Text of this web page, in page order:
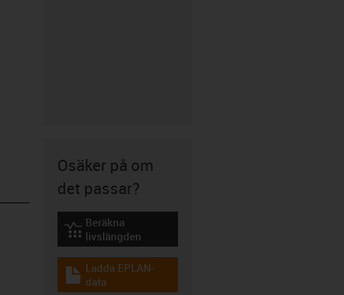
Osäker på om
det passar?
igus-icon-lebensdauerrechner
Beräkna
livslängden
igus-icon-download-plan
Ladda EPLAN-
data